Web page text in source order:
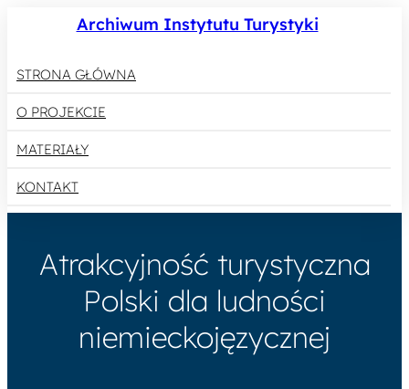
Archiwum Instytutu Turystyki
STRONA GŁÓWNA
O PROJEKCIE
MATERIAŁY
KONTAKT
Atrakcyjność turystyczna
Polski dla ludności
niemieckojęzycznej